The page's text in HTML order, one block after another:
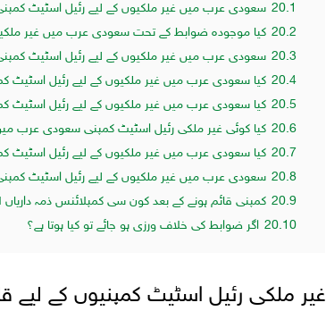
20.1 سعودی عرب میں غیر ملکیوں کے لیے رئیل اسٹیٹ
20.2 کیا موجودہ ضوابط کے تحت سعودی عرب میں غیر
20.3 سعودی عرب میں غیر ملکیوں کے لیے رئیل اسٹیٹ
20.4 کیا سعودی عرب میں غیر ملکیوں کے لیے رئیل اسٹیٹ
20.5 کیا سعودی عرب میں غیر ملکیوں کے لیے رئیل اسٹیٹ
20.6 کیا کوئی غیر ملکی رئیل اسٹیٹ کمپنی سعودی عرب
20.7 کیا سعودی عرب میں غیر ملکیوں کے لیے رئیل اسٹیٹ
20.8 سعودی عرب میں غیر ملکیوں کے لیے رئیل اسٹیٹ
20.9 کمپنی قائم ہونے کے بعد کون سی کمپلائنس ذمہ داریاں
20.10 اگر ضوابط کی خلاف ورزی ہو جائے تو کیا ہوتا ہے؟
غیر ملکی رئیل اسٹیٹ کمپنیوں کے لیے